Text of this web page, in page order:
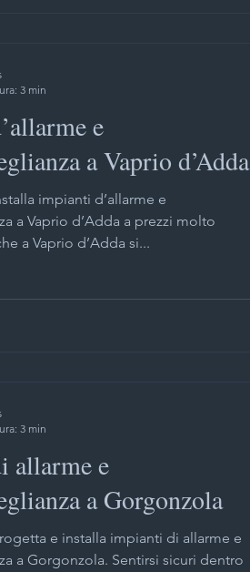
e
a Vaprio d’Adda
impianti d’allarme e
d’Adda a prezzi molto
a Vaprio d’Adda si...
3 min
allarme e
a Gorgonzola
e installa impianti di allarme e
a Gorgonzola. Sentirsi sicuri dentro
3 min